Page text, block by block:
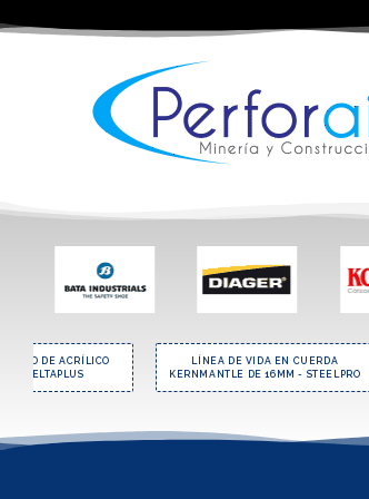
LÍNEA DE VIDA EN CUERDA
DE 16MM - STEELPRO
Camisa Oxford Dama